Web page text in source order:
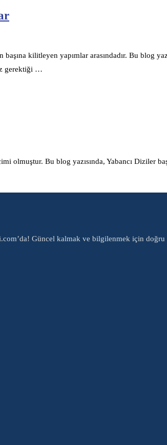
kilitleyen yapımlar arasındadır. Bu blog
gerektiği …
Bu blog yazısında, Yabancı Diziler
Güncel kalmak ve bilgilenmek için doğru